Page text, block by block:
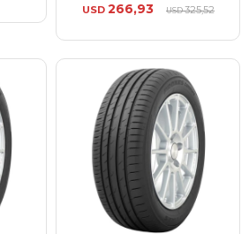
USD 266,93 USD325,52